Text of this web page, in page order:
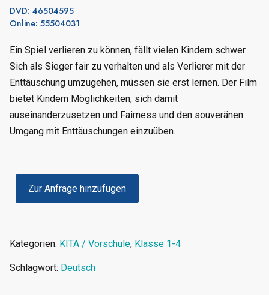
DVD: 46504595
Online: 55504031
Ein Spiel verlieren zu können, fällt vielen Kindern schwer.
Sich als Sieger fair zu verhalten und als Verlierer mit der
Enttäuschung umzugehen, müssen sie erst lernen. Der Film
bietet Kindern Möglichkeiten, sich damit
auseinanderzusetzen und Fairness und den souveränen
Umgang mit Enttäuschungen einzuüben.
Zur Anfrage hinzufügen
Kategorien: KITA / Vorschule, Klasse 1-4
Schlagwort: Deutsch